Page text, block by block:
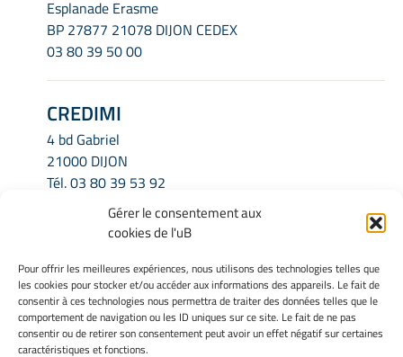
Gérer le consentement aux
cookies de l'uB
Pour offrir les meilleures expériences, nous utilisons des technologies telles que
les cookies pour stocker et/ou accéder aux informations des appareils. Le fait de
consentir à ces technologies nous permettra de traiter des données telles que le
comportement de navigation ou les ID uniques sur ce site. Le fait de ne pas
consentir ou de retirer son consentement peut avoir un effet négatif sur certaines
caractéristiques et fonctions.
Esplanade Erasme
BP 27877 21078 DIJON CEDEX
03 80 39 50 00
CREDIMI
4 bd Gabriel
21000 DIJON
Tél.03 80 39 53 92
credimi.secretariat@u-bourgogne.fr
INFORMATIONS LÉGALES
Mentions légales
Gérer mes cookies
Politique de cookies